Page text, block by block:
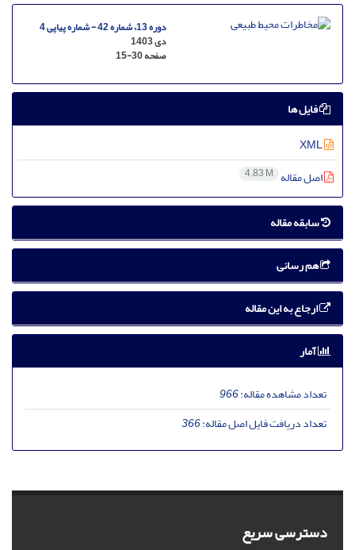
دوره 13، شماره 42 - شماره پیاپی 4
دی 1403
صفحه15-30
فایل ها
اصل مقاله 4.83 M
سابقه مقاله
هم رسانی
ارجاع به این مقاله
آمار
تعداد مشاهده مقاله:966
تعداد دریافت فایل اصل مقاله:366
دسترسی سریع